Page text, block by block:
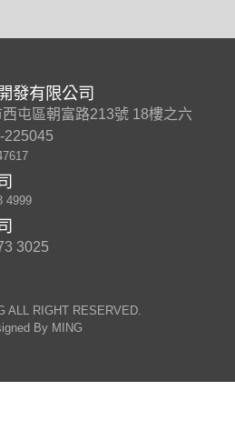
發有限公司
屯區朝富路213號 18樓之六
225045
4999
3025
ALL RIGHT RESERVED.
By MING